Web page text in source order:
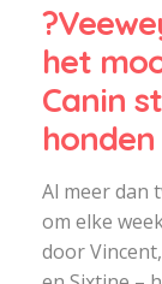
het
Canin
honden
Al meer dan
om elke
door